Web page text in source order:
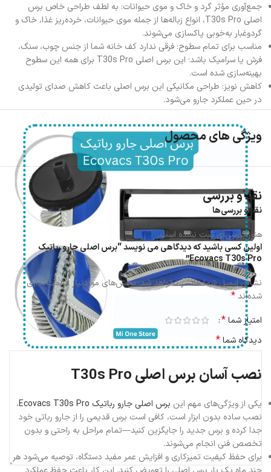
جمع‌آوری مؤثر گرد و خاک و موی حیوانات: به لطف طراحی خاص برس
اصلی T30s Pro، انواع زباله‌ها از جمله موی حیوانات، خرده‌ریز غذا، خاک و
گردوغبار به‌خوبی پاکسازی می‌شوند.
مناسب برای تمام سطوح: فرقی ندارد کف خانه شما از جنس چوب، سنگ،
فرش یا سرامیک باشد؛ این برس اصلی T30s Pro برای همه این سطوح
بهینه‌سازی شده است.
کاهش نویز: طراحی مکانیکی این برس اصلی باعث کاهش صدای تولیدی
در حین عملکرد جارو می‌شود.
نصب آسان برس اصلی T30s Pro
یکی از ویژگی‌های مهم این برس اصلی جارو رباتیک Ecovacs T30s Pro
،
نصب ساده بدون ابزار است، کافی است برس قدیمی را از جارو رباتی خود
جدا کرده و برس جدید را جایگزین کنید—تمام مراحل به راحتی و بدون
تخصص فنی انجام می‌شوند.
برای حفظ کیفیت تمیزکاری و افزایش عمر مفید دستگاه، توصیه می‌شود هر
ویژگی های محصول
نقد و بررسی
نقد و بررسی‌ها
هنوز بررسی‌ای ثبت نشده است.
اولین کسی باشید که دیدگاهی می نویسد “برس اصلی جارو رباتیک
Ecovacs T30s Pro”
نشانی ایمیل شما منتشر نخواهد شد.بخش‌های موردنیاز علامت‌گذاری
شده‌اند*
امتیاز شما*
دیدگاه شما*